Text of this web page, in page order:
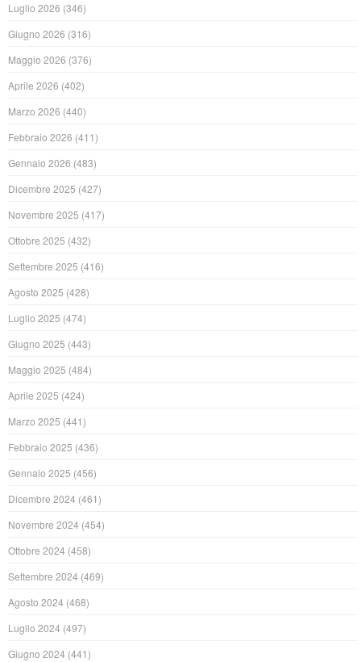
Luglio 2026 (346)
Giugno 2026 (316)
Maggio 2026 (376)
Aprile 2026 (402)
Marzo 2026 (440)
Febbraio 2026 (411)
Gennaio 2026 (483)
Dicembre 2025 (427)
Novembre 2025 (417)
Ottobre 2025 (432)
Settembre 2025 (416)
Agosto 2025 (428)
Luglio 2025 (474)
Giugno 2025 (443)
Maggio 2025 (484)
Aprile 2025 (424)
Marzo 2025 (441)
Febbraio 2025 (436)
Gennaio 2025 (456)
Dicembre 2024 (461)
Novembre 2024 (454)
Ottobre 2024 (458)
Settembre 2024 (469)
Agosto 2024 (468)
Luglio 2024 (497)
Giugno 2024 (441)